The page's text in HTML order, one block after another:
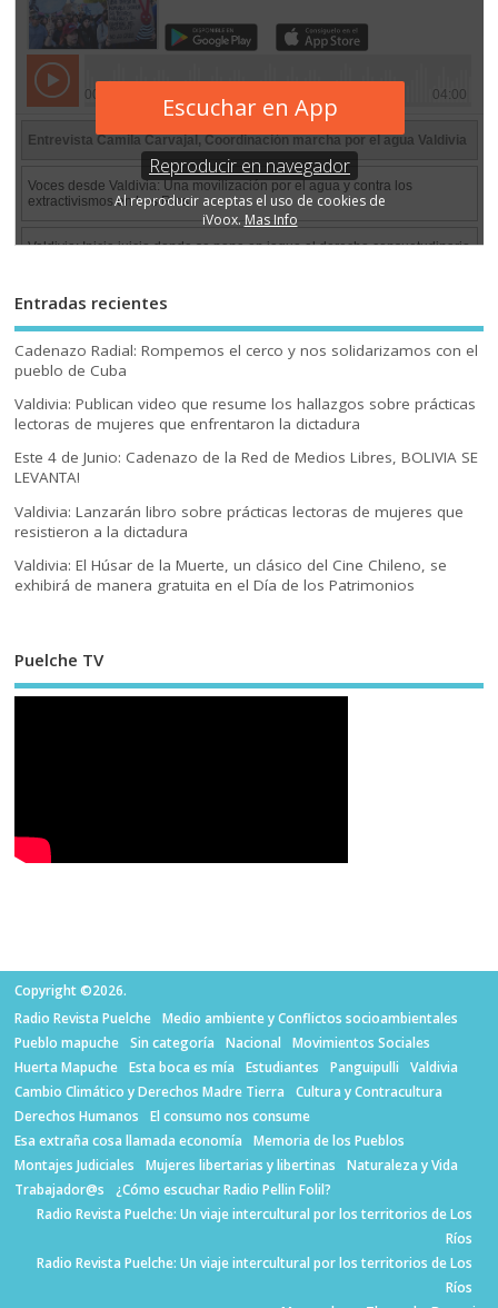
Entradas recientes
Cadenazo Radial: Rompemos el cerco y nos solidarizamos con el
pueblo de Cuba
Valdivia: Publican video que resume los hallazgos sobre prácticas
lectoras de mujeres que enfrentaron la dictadura
Este 4 de Junio: Cadenazo de la Red de Medios Libres, BOLIVIA SE
LEVANTA!
Valdivia: Lanzarán libro sobre prácticas lectoras de mujeres que
resistieron a la dictadura
Valdivia: El Húsar de la Muerte, un clásico del Cine Chileno, se
exhibirá de manera gratuita en el Día de los Patrimonios
Puelche TV
Copyright ©2026.
Radio Revista Puelche
Medio ambiente y Conflictos socioambientales
Pueblo mapuche
Sin categoría Nacional
Movimientos Sociales
Huerta Mapuche
Esta boca es mía Estudiantes Panguipulli
Valdivia
Cambio Climático y Derechos Madre Tierra
Cultura y Contracultura
Derechos Humanos
El consumo nos consume
Esa extraña cosa llamada economía
Memoria de los Pueblos
Montajes Judiciales
Mujeres libertarias y libertinas
Naturaleza y Vida
Trabajador@s
¿Cómo escuchar Radio Pellin Folil?
Radio Revista Puelche: Un viaje intercultural por los territorios de Los
Ríos
Radio Revista Puelche: Un viaje intercultural por los territorios de Los
Ríos